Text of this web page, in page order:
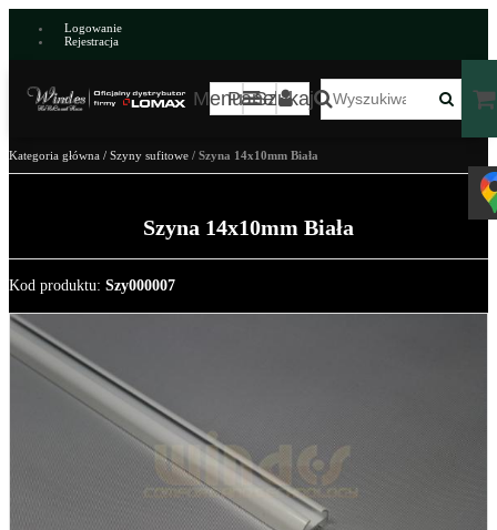
Logowanie
Rejestracja
MenuPanelSzukaj
Kategoria główna / Szyny sufitowe / Szyna 14x10mm Biała
Szyna 14x10mm Biała
Kod produktu: Szy000007